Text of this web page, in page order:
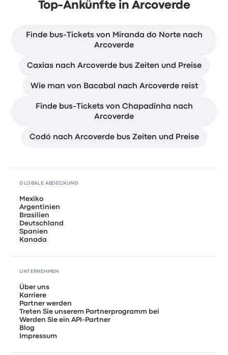
Top-Ankünfte in Arcoverde
Finde bus-Tickets von Miranda do Norte nach
Arcoverde
Caxias nach Arcoverde bus Zeiten und Preise
Wie man von Bacabal nach Arcoverde reist
Finde bus-Tickets von Chapadinha nach
Arcoverde
Codó nach Arcoverde bus Zeiten und Preise
GLOBALE ABDECKUNG
Mexiko
Argentinien
Brasilien
Deutschland
Spanien
Kanada
UNTERNEHMEN
Über uns
Karriere
Partner werden
Treten Sie unserem Partnerprogramm bei
Werden Sie ein API-Partner
Blog
Impressum